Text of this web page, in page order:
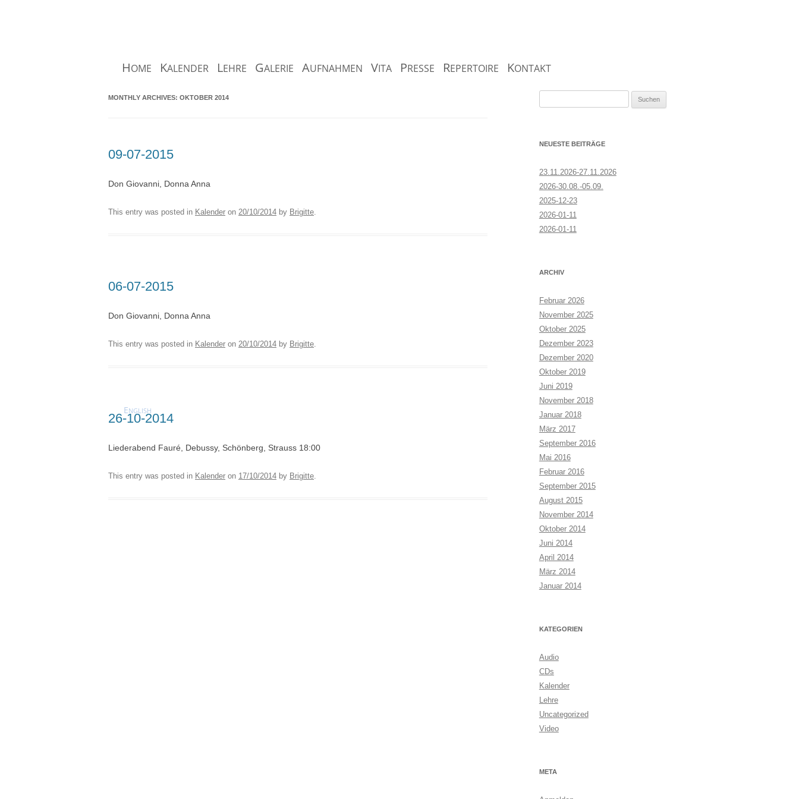
K
ENGLISH
HOME KALENDER LEHRE GALERIE AUFNAHMEN VITA PRESSE REPERTOIRE KONTAKT
MONTHLY ARCHIVES: OKTOBER 2014
09-07-2015
Don Giovanni, Donna Anna
This entry was posted in Kalender on 20/10/2014 by Brigitte.
06-07-2015
Don Giovanni, Donna Anna
This entry was posted in Kalender on 20/10/2014 by Brigitte.
26-10-2014
Liederabend Fauré, Debussy, Schönberg, Strauss 18:00
This entry was posted in Kalender on 17/10/2014 by Brigitte.
NEUESTE BEITRÄGE
23.11.2026-27.11.2026
2026-30.08.-05.09.
2025-12-23
2026-01-11
2026-01-11
ARCHIV
Februar 2026
November 2025
Oktober 2025
Dezember 2023
Dezember 2020
Oktober 2019
Juni 2019
November 2018
Januar 2018
März 2017
September 2016
Mai 2016
Februar 2016
September 2015
August 2015
November 2014
Oktober 2014
Juni 2014
April 2014
März 2014
Januar 2014
KATEGORIEN
Audio
CDs
Kalender
Lehre
Uncategorized
Video
META